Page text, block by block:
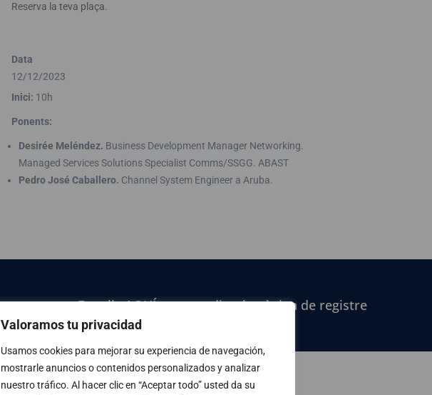
Valoramos tu privacidad
Usamos cookies para mejorar su experiencia de navegación,
mostrarle anuncios o contenidos personalizados y analizar
nuestro tráfico. Al hacer clic en “Aceptar todo” usted da su
Reserva la teva plaça.
Data
12/12/2023
Inici: 10h
Ponents:
Desirée Meléndez. Business Development Manager Networking.
Managed Services Solutions Specialist Comms/SSGG. ABAST
Pedro José Caballero. Channel System Engineer a Aruba.
Fes clic AQUÍ per accedir a la pàgina de registre